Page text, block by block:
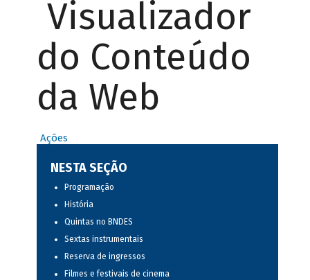
Visualizador
do Conteúdo
da Web
Ações
NESTA SEÇÃO
Programação
História
Quintas no BNDES
Sextas instrumentais
Reserva de ingressos
Filmes e festivais de cinema